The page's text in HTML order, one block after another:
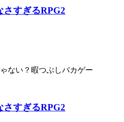
さすぎるRPG2
ない？暇つぶしバカゲー
さすぎるRPG2